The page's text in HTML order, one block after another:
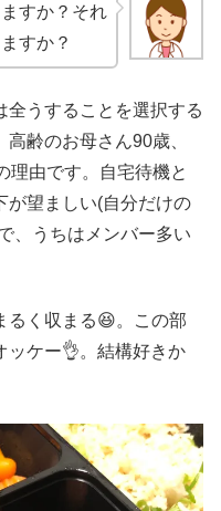
すか？それ
すか？
全うすることを選択する
齢のお母さん90歳、
理由です。自宅待機と
が望ましい(自分だけの
、うちはメンバー多い
るく収まる😆。この部
ッケー👌。結構好きか